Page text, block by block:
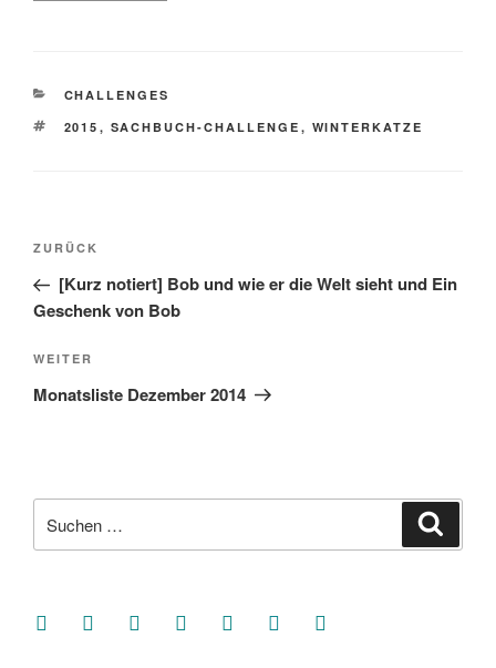
KATEGORIEN
CHALLENGES
SCHLAGWÖRTER
2015 , SACHBUCH-CHALLENGE , WINTERKATZE
Beitragsnavigation
Vorheriger
Beitrag
ZURÜCK
[Kurz notiert] Bob und wie er die Welt sieht und Ein
Geschenk von Bob
Nächster
Beitrag
WEITER
Monatsliste Dezember 2014
nach:
facebooksoundcloud
twitter mastodoninstagramthreads goodreads